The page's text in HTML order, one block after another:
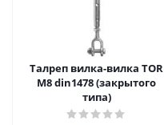
Талреп вилка-вилка TOR
М8 din1478 (закрытого
типа)